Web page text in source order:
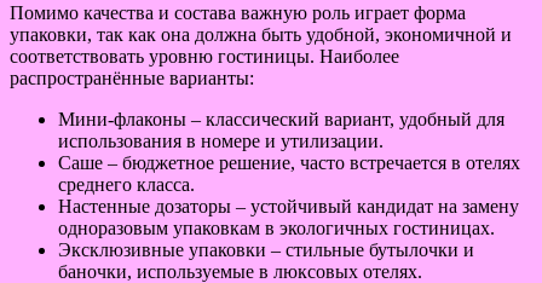
Помимо качества и состава важную роль играет форма
упаковки, так как она должна быть удобной, экономичной и
соответствовать уровню гостиницы. Наиболее
распространённые варианты:
Мини-флаконы – классический вариант, удобный для
использования в номере и утилизации.
Саше – бюджетное решение, часто встречается в отелях
среднего класса.
Настенные дозаторы – устойчивый кандидат на замену
одноразовым упаковкам в экологичных гостиницах.
Эксклюзивные упаковки – стильные бутылочки и
баночки, используемые в люксовых отелях.